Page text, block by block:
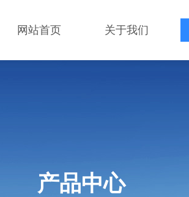
网站首页 关于我们
产品中心